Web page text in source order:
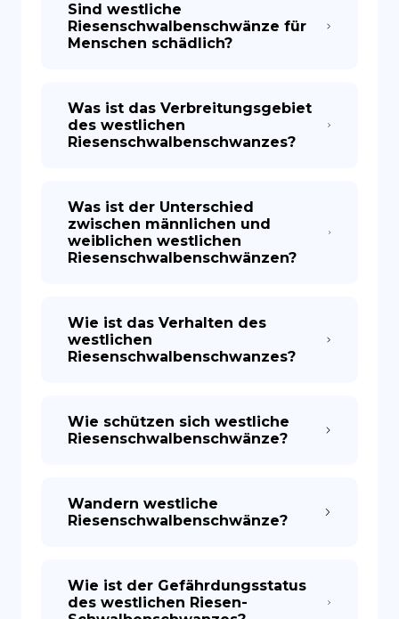
Sind westliche
Riesenschwalbenschwänze für
Menschen schädlich?
Was ist das Verbreitungsgebiet
des westlichen
Riesenschwalbenschwanzes?
Was ist der Unterschied
zwischen männlichen und
weiblichen westlichen
Riesenschwalbenschwänzen?
Wie ist das Verhalten des
westlichen
Riesenschwalbenschwanzes?
Wie schützen sich westliche
Riesenschwalbenschwänze?
Wandern westliche
Riesenschwalbenschwänze?
Wie ist der Gefährdungsstatus
des westlichen Riesen-